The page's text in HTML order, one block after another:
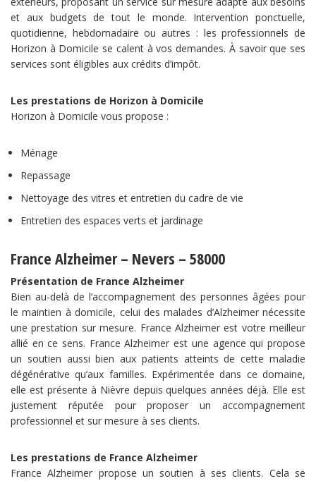
et aux budgets de tout le monde. Intervention ponctuelle,
quotidienne, hebdomadaire ou autres : les professionnels de
Horizon à Domicile se calent à vos demandes. À savoir que ses
services sont éligibles aux crédits d’impôt.
Les prestations de Horizon à Domicile
Horizon à Domicile vous propose :
Ménage
Repassage
Nettoyage des vitres et entretien du cadre de vie
Entretien des espaces verts et jardinage
France Alzheimer – Nevers – 58000
Présentation de France Alzheimer
Bien au-delà de l’accompagnement des personnes âgées pour
le maintien à domicile, celui des malades d’Alzheimer nécessite
une prestation sur mesure. France Alzheimer est votre meilleur
allié en ce sens. France Alzheimer est une agence qui propose
un soutien aussi bien aux patients atteints de cette maladie
dégénérative qu’aux familles. Expérimentée dans ce domaine,
elle est présente à Nièvre depuis quelques années déjà. Elle est
justement réputée pour proposer un accompagnement
professionnel et sur mesure à ses clients.
Les prestations de France Alzheimer
France Alzheimer propose un soutien à ses clients. Cela se